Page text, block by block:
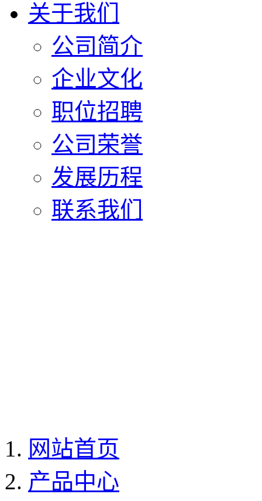
关于我们
公司简介
企业文化
职位招聘
公司荣誉
发展历程
联系我们
网站首页
产品中心